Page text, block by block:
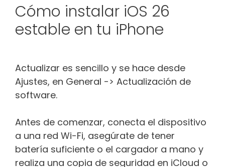
Cómo instalar iOS 26
estable en tu iPhone
Actualizar es sencillo y se hace desde
Ajustes, en General -> Actualización de
software.
Antes de comenzar, conecta el dispositivo
a una red Wi-Fi, asegúrate de tener
batería suficiente o el cargador a mano y
realiza una copia de seguridad en iCloud o